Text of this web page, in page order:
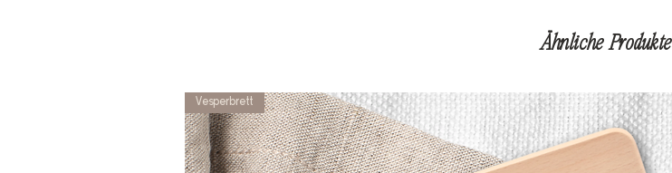
Ähnliche Produkte
Vesperbrett